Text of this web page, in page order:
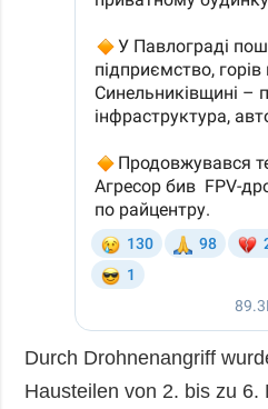
Durch Drohnenangriff
Hausteilen von 2. bis zu 6.